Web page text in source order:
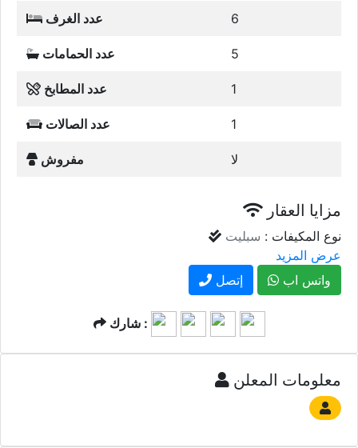
عدد الغرف 6
عدد الحمامات 5
عدد المطابخ 1
عدد الصالات 1
مفروش لا
مزايا العقار
نوع المكيفات : سبليت
عرض المزيد
إتصل
واتس اب
شارك :
معلومات المعلن